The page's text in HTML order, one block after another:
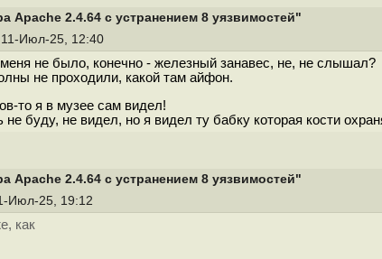
Apache 2.4.64 с устранением 8 уязвимостей"
Июл-25, 12:40
не было, конечно - железный занавес, не, не слышал?
не проходили, какой там айфон.
то я в музее сам видел!
не буду, не видел, но я видел ту бабку которая кости
Apache 2.4.64 с устранением 8 уязвимостей"
Июл-25, 19:12
как